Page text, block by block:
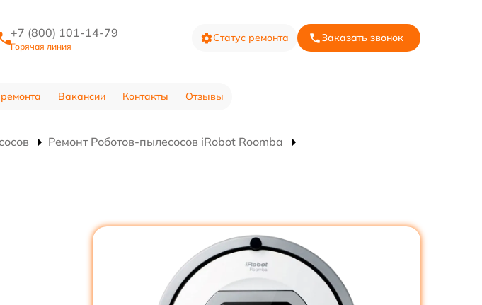
+7 (800) 101-14-79
Горячая линия
Статус ремонта Заказать звонок
Вакансии Контакты Отзывы
Ремонт Роботов-пылесосов iRobot Roomba